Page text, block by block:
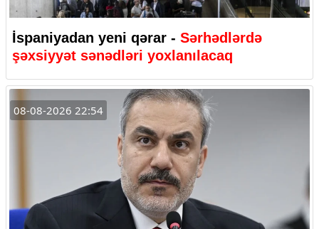
İspaniyadan yeni qərar - Sərhədlərdə
şəxsiyyət sənədləri yoxlanılacaq
08-08-2026 22:54